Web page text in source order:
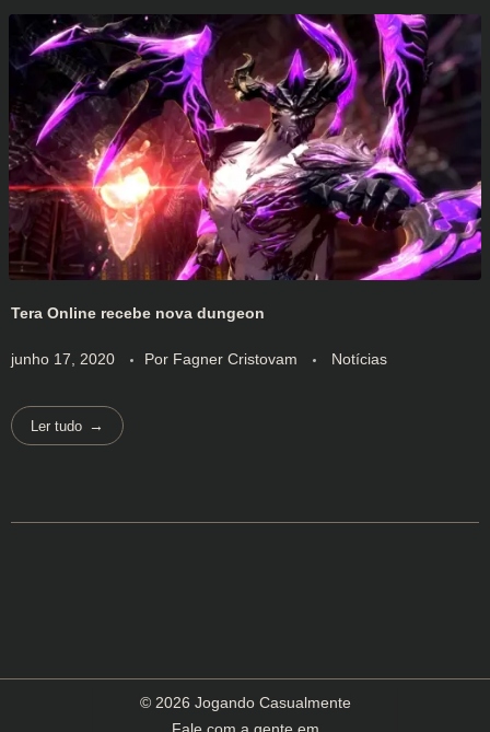
Tera Online recebe nova dungeon
junho 17, 2020 Por Fagner Cristovam Notícias
Ler tudo
© 2026 Jogando Casualmente